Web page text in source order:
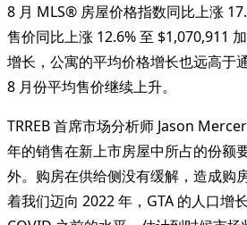
8 月 MLS® 房屋价格指数同比上涨
售价同比上涨 12.6% 至 $1,070,911
增长，公寓的平均价格增长也远高于
8 月份平均售价继续上升。
TRREB 首席市场分析师 Jason
年的销售在新上市房屋中所占的份额
外。购房在供给侧没有缓解，造成购
着我们迈向 2022 年，GTA 的人口增